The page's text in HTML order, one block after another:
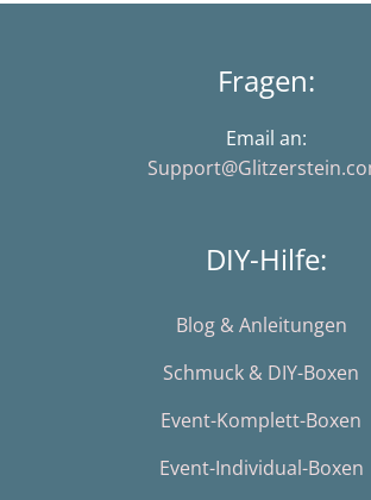
Fragen:
Email an:
DIY-Hilfe:
Blog & Anleitungen
Schmuck & DIY-Boxen
Event-Komplett-Boxen
Event-Individual-Boxen